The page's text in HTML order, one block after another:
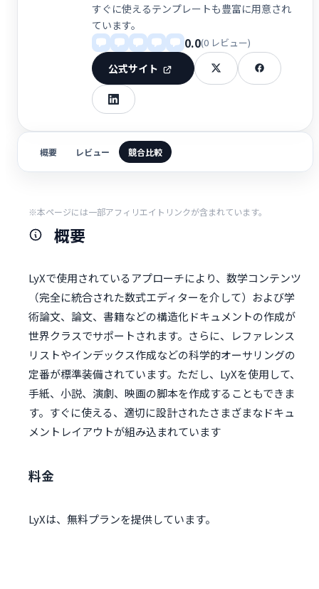
すぐに使えるテンプレートも豊富に用意され
ています。
0.0(0 レビュー)
公式サイト
概要 レビュー 競合比較
※本ページには一部アフィリエイトリンクが含まれています。
概要
LyXで使用されているアプローチにより、数学コンテンツ
（完全に統合された数式エディターを介して）および学
術論文、論文、書籍などの構造化ドキュメントの作成が
世界クラスでサポートされます。さらに、レファレンス
リストやインデックス作成などの科学的オーサリングの
定番が標準装備されています。ただし、LyXを使用して、
手紙、小説、演劇、映画の脚本を作成することもできま
す。すぐに使える、適切に設計されたさまざまなドキュ
メントレイアウトが組み込まれています
料金
LyXは、無料プランを提供しています。